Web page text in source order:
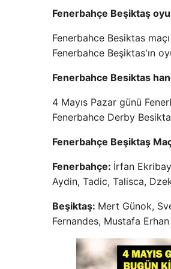
Fenerbahçe Beşiktaş
Fenerbahce Besiktas
Fenerbahce Beşiktas'ın
Fenerbahce Besiktas
4 Mayıs Pazar günü
Fenerbahce Derby
Fenerbahçe Beşiktaş
Fenerbahçe: İrfan
Aydin, Tadic, Talisca,
Beşiktaş: Mert Günok,
Fernandes, Mustafa